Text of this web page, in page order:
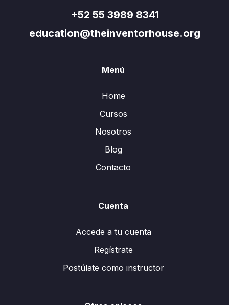
+52 55 3989 8341
education@theinventorhouse.org
Menú
Home
Cursos
Nosotros
Blog
Contacto
Cuenta
Accede a tu cuenta
Regístrate
Postúlate como instructor